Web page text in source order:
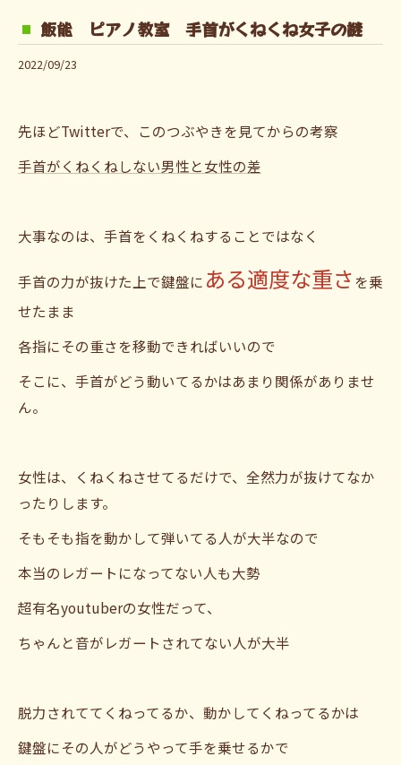
飯能 ピアノ教室 手首がくねくね女子の謎
2022/09/23
先ほどTwitterで、このつぶやきを見てからの考察
手首がくねくねしない男性と女性の差
大事なのは、手首をくねくねすることではなく
手首の力が抜けた上で鍵盤に ある適度な重さ を乗
せたまま
各指にその重さを移動できればいいので
そこに、手首がどう動いてるかはあまり関係がありませ
ん。
女性は、くねくねさせてるだけで、全然力が抜けてなか
ったりします。
そもそも指を動かして弾いてる人が大半なので
本当のレガートになってない人も大勢
超有名youtuberの女性だって、
ちゃんと音がレガートされてない人が大半
脱力されててくねってるか、動かしてくねってるかは
鍵盤にその人がどうやって手を乗せるかで